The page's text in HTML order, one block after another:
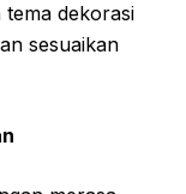
dekorasi
sesuaikan